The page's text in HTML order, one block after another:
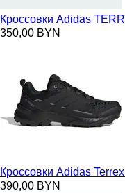
Кроссовки Adidas
350,00 BYN
Кроссовки Adidas
390,00 BYN